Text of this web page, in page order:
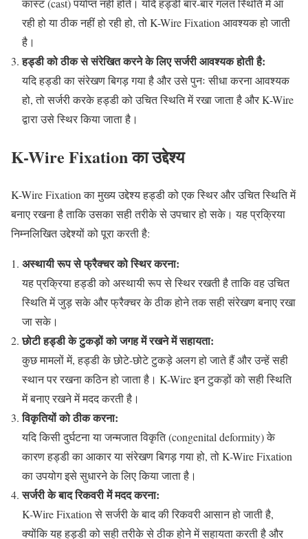
कास्ट (cast) पर्याप्त नहीं होते। यदि हड्डी बार-बार गलत स्थिति में आ
रही हो या ठीक नहीं हो रही हो, तो K-Wire Fixation आवश्यक हो जाती
है।
हड्डी को ठीक से संरेखित करने के लिए सर्जरी आवश्यक होती है:
यदि हड्डी का संरेखण बिगड़ गया है और उसे पुनः सीधा करना आवश्यक
हो, तो सर्जरी करके हड्डी को उचित स्थिति में रखा जाता है और K-Wire
द्वारा उसे स्थिर किया जाता है।
K-Wire Fixation का उद्देश्य
K-Wire Fixation का मुख्य उद्देश्य हड्डी को एक स्थिर और उचित स्थिति में
बनाए रखना है ताकि उसका सही तरीके से उपचार हो सके। यह प्रक्रिया
निम्नलिखित उद्देश्यों को पूरा करती है:
अस्थायी रूप से फ्रैक्चर को स्थिर करना:
यह प्रक्रिया हड्डी को अस्थायी रूप से स्थिर रखती है ताकि वह उचित
स्थिति में जुड़ सके और फ्रैक्चर के ठीक होने तक सही संरेखण बनाए रखा
जा सके।
छोटी हड्डी के टुकड़ों को जगह में रखने में सहायता:
कुछ मामलों में, हड्डी के छोटे-छोटे टुकड़े अलग हो जाते हैं और उन्हें सही
स्थान पर रखना कठिन हो जाता है। K-Wire इन टुकड़ों को सही स्थिति
में बनाए रखने में मदद करती है।
विकृतियों को ठीक करना:
यदि किसी दुर्घटना या जन्मजात विकृति (congenital deformity) के
कारण हड्डी का आकार या संरेखण बिगड़ गया हो, तो K-Wire Fixation
का उपयोग इसे सुधारने के लिए किया जाता है।
सर्जरी के बाद रिकवरी में मदद करना:
K-Wire Fixation से सर्जरी के बाद की रिकवरी आसान हो जाती है,
क्योंकि यह हड्डी को सही तरीके से ठीक होने में सहायता करती है और